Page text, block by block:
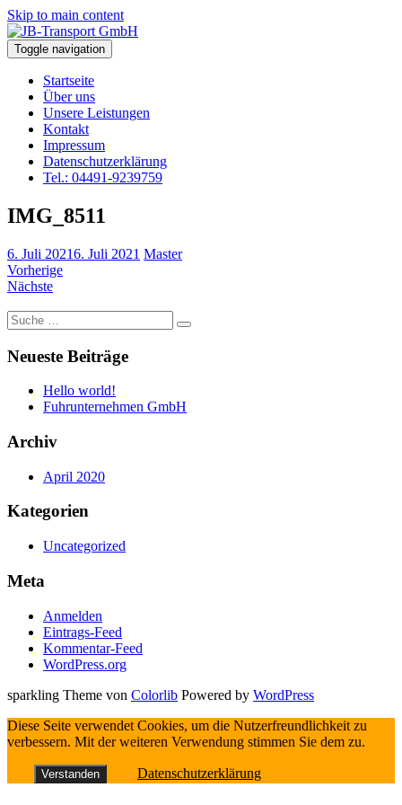
Skip to main content
Toggle navigation
Startseite
Über uns
Unsere Leistungen
Kontakt
Impressum
Datenschutzerklärung
Tel.: 04491-9239759
IMG_8511
6. Juli 20216. Juli 2021 Master
Vorherige
Nächste
Suche
nach:
Neueste Beiträge
Hello world!
Fuhrunternehmen GmbH
Archiv
April 2020
Kategorien
Uncategorized
Meta
Anmelden
Eintrags-Feed
Kommentar-Feed
WordPress.org
sparkling Theme von Colorlib Powered by WordPress
Diese Seite verwendet Cookies, um die Nutzerfreundlichkeit zu
verbessern. Mit der weiteren Verwendung stimmen Sie dem zu.
Verstanden Datenschutzerklärung